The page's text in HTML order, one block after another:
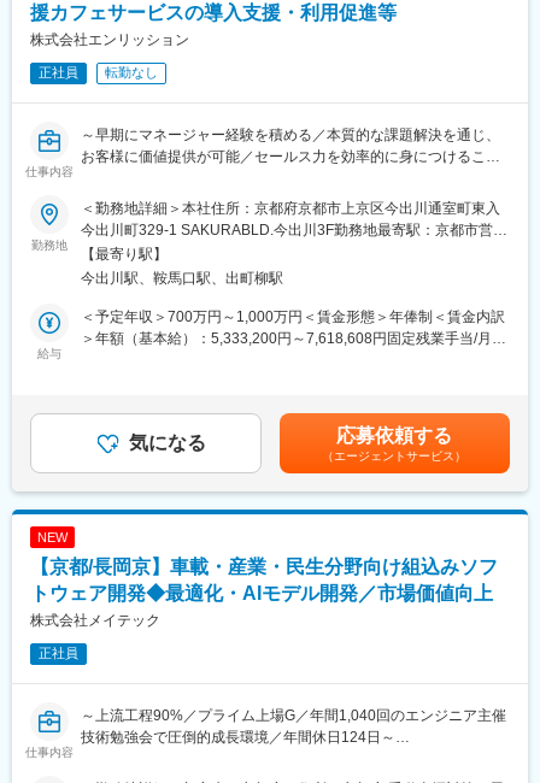
※最初の内は関西を中心に営業活動して頂き、徐々に関東・東海・
九州等全国エリアへと活動エリアを広げて担当して頂きます。週3
を行います。紙やWEB媒体で、写真・画像と文章で商品を販売す
ますので、簡単なPC作業は必須となります。出張頻度は月に2～3
回程度(1～2日滞在)。同部署の月平均残業時間は20時間程度で
■取り扱い商品：衣料品が中心で、靴下類、インナー、サポータ
ー、帽子やマフラーなど雑貨類を展開しています。
■営業の組織構成：11名で構成されております。
内訳としては営業が全員男性で8名／２０代3名、3０代2名、4０
ており、幅広い年代の方に活躍頂いています。
■入社後について：先輩営業との同行営業により業務の流れを学ん
援カフェサービスの導入支援・利用促進等
株式会社エンリッション
正社員 転勤なし
仕事内容
～早期にマネージャー経験を積める／本質的な課題解決を通じ、
お客様に価値提供が可能／セールス力を効率的に身につけること
■仕事内容
本求人はマネジメント候補として、下記業務をおまかせします。
■カスタマーサクセス
上場企業をメインに、学生限定キャリア支援カフェサービスの導
入支援・利用促進・イベントの企画・アップセルの提案等のカス
＜業務詳細＞
・顧客のサービス導入～運用と採用コンサルティング（20～30社
■働くチーム
部署はフィールドセールス/カスタマーサクセスの2チームで構成
されており、中でもカスタマーサクセスチームはサービス導入後
入社年次や年齢に関係なく、担当事業の事業責任者/マネージャー
へのポジションアップが可能です。
勤務地
＜勤務地詳細＞本社住所：京都府京都市上京区今出川通室町東入
今出川町329-1 SAKURABLD.今出川3F勤務地最寄駅：京都市営地
下鉄烏丸線／今出川駅受動喫煙対策：屋内全面禁煙
【最寄り駅】
今出川駅、鞍馬口駅、出町柳駅
給与
＜予定年収＞700万円～1,000万円＜賃金形態＞年俸制＜賃金内訳
＞年額（基本給）：5,333,200円～7,618,608円固定残業手当/月：
給与補足＞※超過及び、深夜残業は別途支給賃金はあくまでも目安
の金額であり、選考を通じて上下する可能性があります。月給(月
額)は固定手当を含めた表記です。
気になる 応募依頼する
（エージェントサービス）
NEW
【京都/長岡京】車載・産業・民生分野向け組込みソフ
トウェア開発◆最適化・AIモデル開発／市場価値向上
株式会社メイテック
正社員
仕事内容
～上流工程90%／プライム上場G／年間1,040回のエンジニア主催
技術勉強会で圧倒的成長環境／年間休日124日～